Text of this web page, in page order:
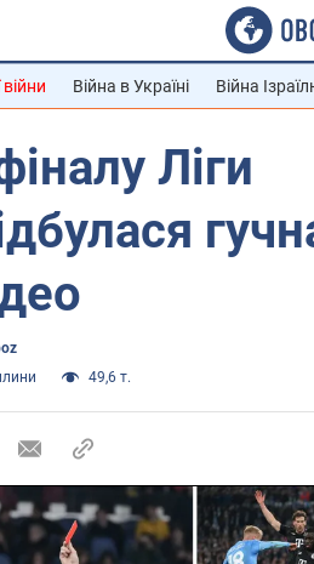
війни Війна в Україні Війна
Ліги
49,6 т.